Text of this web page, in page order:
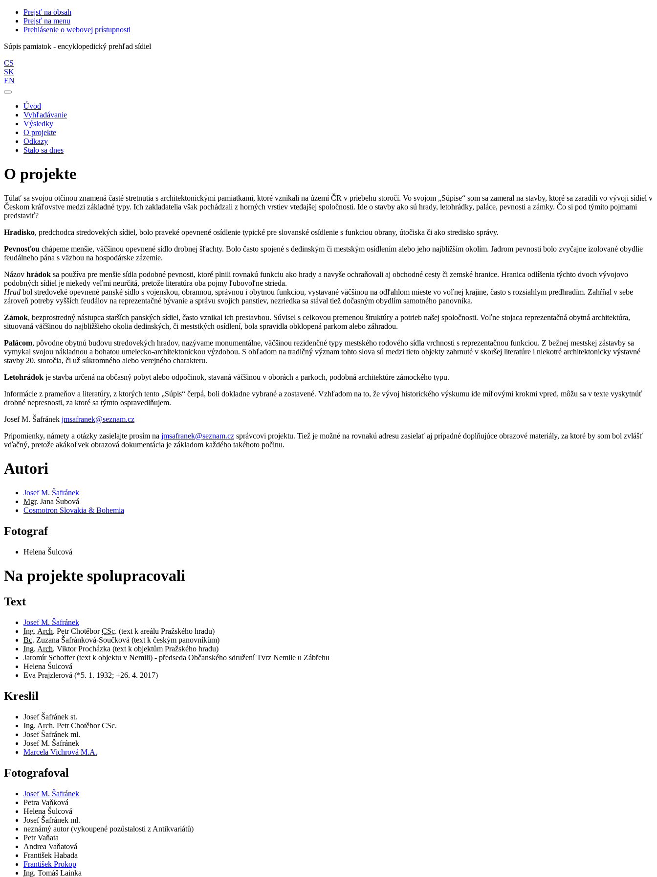
Prejsť na obsah
Prejsť na menu
Prehlásenie o webovej prístupnosti
Súpis pamiatok - encyklopedický prehľad sídiel
CS
SK
EN
Úvod
Vyhľadávanie
Výsledky
O projekte
Odkazy
Stalo sa dnes
O projekte
Túlať sa svojou otčinou znamená časté stretnutia s architektonickými pamiatkami, ktoré vznikali na území ČR v priebehu storočí. Vo svojom „Súpise“ som sa zameral na stavby, ktoré sa zaradili vo vývoji sídiel v
Českom kráľovstve medzi základné typy. Ich zakladatelia však pochádzali z horných vrstiev vtedajšej spoločnosti. Ide o stavby ako sú hrady, letohrádky, paláce, pevnosti a zámky. Čo si pod týmito pojmami
predstaviť?
Hradisko, predchodca stredovekých sídiel, bolo praveké opevnené osídlenie typické pre slovanské osídlenie s funkciou obrany, útočiska či ako stredisko správy.
Pevnosťou chápeme menšie, väčšinou opevnené sídlo drobnej šľachty. Bolo často spojené s dedinským či mestským osídlením alebo jeho najbližším okolím. Jadrom pevnosti bolo zvyčajne izolované obydlie
feudálneho pána s väzbou na hospodárske zázemie.
Názov hrádok sa používa pre menšie sídla podobné pevnosti, ktoré plnili rovnakú funkciu ako hrady a navyše ochraňovali aj obchodné cesty či zemské hranice. Hranica odlíšenia týchto dvoch vývojovo
podobných sídiel je niekedy veľmi neurčitá, pretože literatúra oba pojmy ľubovoľne strieda.
Hrad bol stredoveké opevnené panské sídlo s vojenskou, obrannou, správnou i obytnou funkciou, vystavané väčšinou na odľahlom mieste vo voľnej krajine, často s rozsiahlym predhradím. Zahŕňal v sebe
zároveň potreby vyšších feudálov na reprezentačné bývanie a správu svojich panstiev, nezriedka sa stával tiež dočasným obydlím samotného panovníka.
Zámok, bezprostredný nástupca starších panských sídiel, často vznikal ich prestavbou. Súvisel s celkovou premenou štruktúry a potrieb našej spoločnosti. Voľne stojaca reprezentačná obytná architektúra,
situovaná väčšinou do najbližšieho okolia dedinských, či meststkých osídlení, bola spravidla obklopená parkom alebo záhradou.
Palácom, pôvodne obytnú budovu stredovekých hradov, nazývame monumentálne, väčšinou rezidenčné typy mestského rodového sídla vrchnosti s reprezentačnou funkciou. Z bežnej mestskej zástavby sa
vymykal svojou nákladnou a bohatou umelecko-architektonickou výzdobou. S ohľadom na tradičný význam tohto slova sú medzi tieto objekty zahrnuté v skoršej literatúre i niekotré architektonicky výstavné
stavby 20. storočia, či už súkromného alebo verejného charakteru.
Letohrádok je stavba určená na občasný pobyt alebo odpočinok, stavaná väčšinou v oborách a parkoch, podobná architektúre zámockého typu.
Informácie z prameňov a literatúry, z ktorých tento „Súpis“ čerpá, boli dokladne vybrané a zostavené. Vzhľadom na to, že vývoj historického výskumu ide míľovými krokmi vpred, môžu sa v texte vyskytnúť
drobné nepresnosti, za ktoré sa týmto ospravedlňujem.
Josef M. Šafránek jmsafranek@seznam.cz
Pripomienky, námety a otázky zasielajte prosím na jmsafranek@seznam.cz správcovi projektu. Tiež je možné na rovnakú adresu zasielať aj prípadné doplňujúce obrazové materiály, za ktoré by som bol zvlášť
vďačný, pretože akákoľvek obrazová dokumentácia je základom každého takéhoto počinu.
Autori
Josef M. Šafránek
Mgr. Jana Šubová
Cosmotron Slovakia & Bohemia
Fotograf
Helena Šulcová
Na projekte spolupracovali
Text
Josef M. Šafránek
Ing. Arch. Petr ChotěborCSc. (text k areálu Pražského hradu)
Bc. Zuzana Šafránková-Součková (text k českým panovníkům)
Ing. Arch. Viktor Procházka (text k objektům Pražského hradu)
Jaromír Schoffer (text k objektu v Nemili) - předseda Občanského sdružení Tvrz Nemile u Zábřehu
Helena Šulcová
Eva Prajzlerová (*5. 1. 1932; +26. 4. 2017)
Kreslil
Josef Šafránek st.
Ing. Arch. Petr Chotěbor CSc.
Josef Šafránek ml.
Josef M. Šafránek
Marcela Vichrová M.A.
Fotografoval
Josef M. Šafránek
Petra Vaňková
Helena Šulcová
Josef Šafránek ml.
neznámý autor (vykoupené pozůstalosti z Antikvariátů)
Petr Vaňata
Andrea Vaňatová
František Habada
František Prokop
Ing. Tomáš Lainka